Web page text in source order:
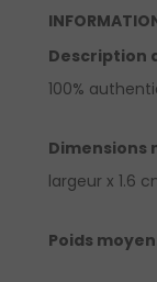
Description
100%
Dimensions
largeur x 1.6
Poids